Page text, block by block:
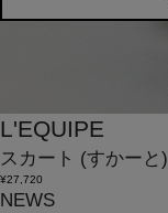
L'EQUIPE
スカート (すかーと)
¥27,720
NEWS